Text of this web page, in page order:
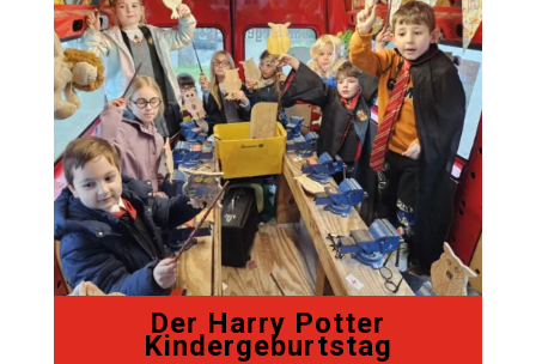
Der Harry Potter
Kindergeburtstag